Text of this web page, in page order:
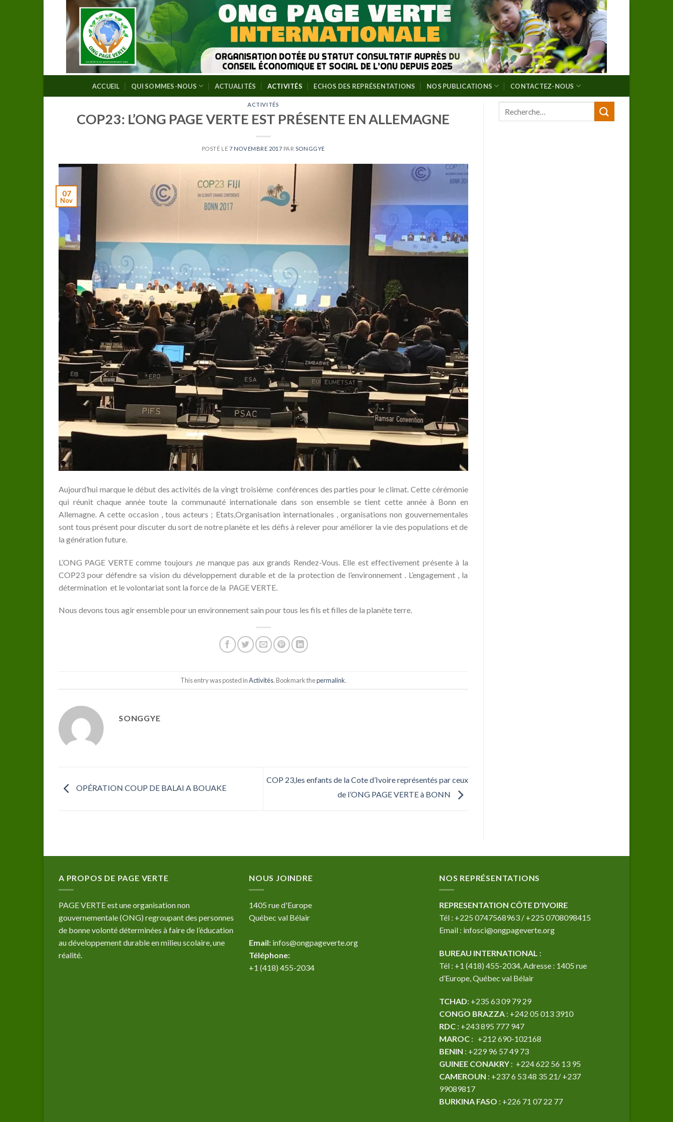
content
ACCUEIL QUI SOMMES-NOUS ACTUALITÉS ACTIVITÉS ECHOS DES REPRÉSENTATIONS NOS PUBLICATIONS CONTACTEZ-NOUS
ACTIVITÉS
COP23: L’ONG PAGE VERTE EST PRÉSENTE EN ALLEMAGNE
POSTÉ LE 7 NOVEMBRE 2017 PAR SONGGYE
07
Nov
Aujourd’hui marque le début des activités de la vingt troisième conférences des parties pour le climat. Cette cérémonie
qui réunit chaque année toute la communauté internationale dans son ensemble se tient cette année à Bonn en
Allemagne. A cette occasion , tous acteurs ; Etats,Organisation internationales , organisations non gouvernementales
sont tous présent pour discuter du sort de notre planète et les défis à relever pour améliorer la vie des populations et de
la génération future.
L’ONG PAGE VERTE comme toujours ,ne manque pas aux grands Rendez-Vous. Elle est effectivement présente à la
COP23 pour défendre sa vision du développement durable et de la protection de l’environnement . L’engagement , la
détermination et le volontariat sont la force de la PAGE VERTE.
Nous devons tous agir ensemble pour un environnement sain pour tous les fils et filles de la planète terre.
This entry was posted inActivités. Bookmark thepermalink.
SONGGYE
OPÉRATION COUP DE BALAI A BOUAKE
COP 23,les enfants de la Cote d’Ivoire représentés par ceux
de l’ONG PAGE VERTE à BONN
A PROPOS DE PAGE VERTE
PAGE VERTE est une organisation non
gouvernementale (ONG) regroupant des personnes
de bonne volonté déterminées à faire de l’éducation
au développement durable en milieu scolaire, une
réalité.
NOUS JOINDRE
1405 rue d'Europe
Québec val Bélair
Email: infos@ongpageverte.org
Téléphone:
+1 (418) 455-2034
NOS REPRÉSENTATIONS
REPRESENTATION CÔTE D’IVOIRE
Tél : +225 0747568963 / +225 0708098415
Email : infosci@ongpageverte.org
BUREAU INTERNATIONAL :
Tél : +1 (418) 455-2034, Adresse : 1405 rue
d’Europe, Québec val Bélair
TCHAD: +235 63 09 79 29
CONGO BRAZZA: +242 05 013 3910
RDC: +243 895 777 947
MAROC: +212 690-102168
BENIN : +229 96 57 49 73
GUINEE CONAKRY: +224 622 56 13 95
CAMEROUN : +237 6 53 48 35 21/ +237
99089817
BURKINA FASO : +226 71 07 22 77